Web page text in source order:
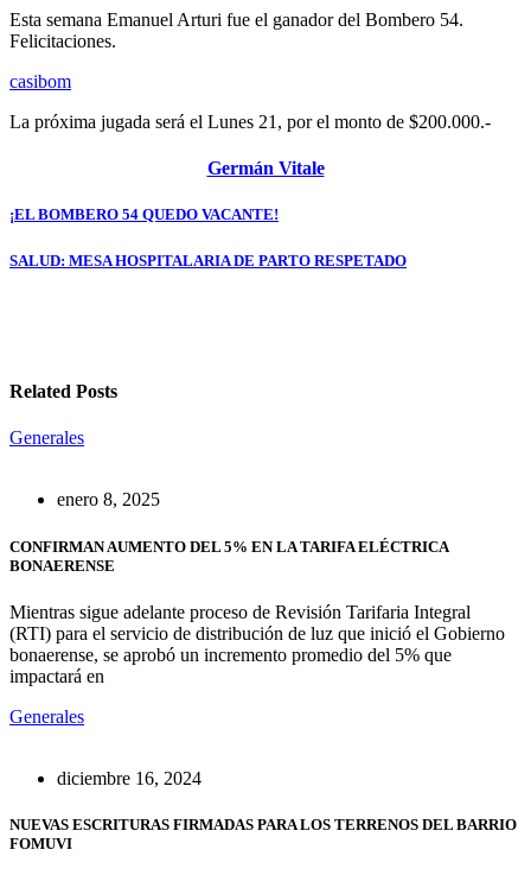
Esta semana Emanuel Arturi fue el ganador del Bombero 54.
Felicitaciones.
casibom
La próxima jugada será el Lunes 21, por el monto de $200.000.-
Germán Vitale
Navegación
de
¡EL BOMBERO 54 QUEDO VACANTE!
SALUD: MESA HOSPITALARIA DE PARTO RESPETADO
Related Posts
Generales
enero 8, 2025
CONFIRMAN AUMENTO DEL 5% EN LA TARIFA ELÉCTRICA
BONAERENSE
Mientras sigue adelante proceso de Revisión Tarifaria Integral
(RTI) para el servicio de distribución de luz que inició el Gobierno
bonaerense, se aprobó un incremento promedio del 5% que
impactará en
Generales
diciembre 16, 2024
NUEVAS ESCRITURAS FIRMADAS PARA LOS TERRENOS DEL BARRIO
FOMUVI